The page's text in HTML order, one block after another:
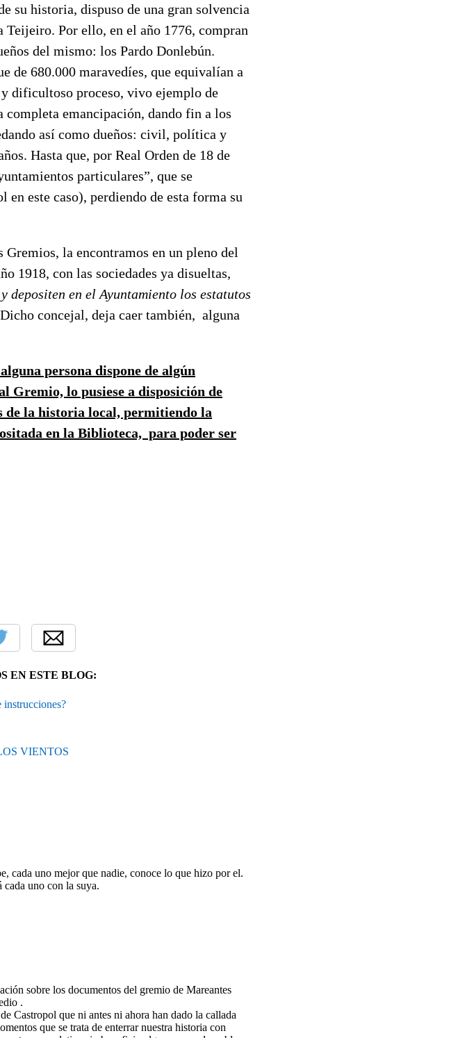
su historia, dispuso de una gran solvencia
Por ello, en el año 1776, compran
del mismo: los Pardo Donlebún.
de 680.000 maravedíes, que equivalían a
dificultoso proceso, vivo ejemplo de
emancipación, dando fin a los
así como dueños: civil, política y
Hasta que, por Real Orden de 18 de
particulares”, que se
este caso), perdiendo de esta forma su
Gremios, la encontramos en un pleno del
1918, con las sociedades ya disueltas,
depositen en el Ayuntamiento los estatutos
concejal, deja caer también, alguna
persona dispone de algún
Gremio, lo pusiese a disposición de
de la historia local, permitiendo la
en la Biblioteca, para poder ser
EN ESTE BLOG:
instrucciones?
VIENTOS
cada uno mejor que nadie, conoce lo que hizo por el.
uno con la suya.
sobre los documentos del gremio de Mareantes
.
Castropol que ni antes ni ahora han dado la callada
que se trata de enterrar nuestra historia con